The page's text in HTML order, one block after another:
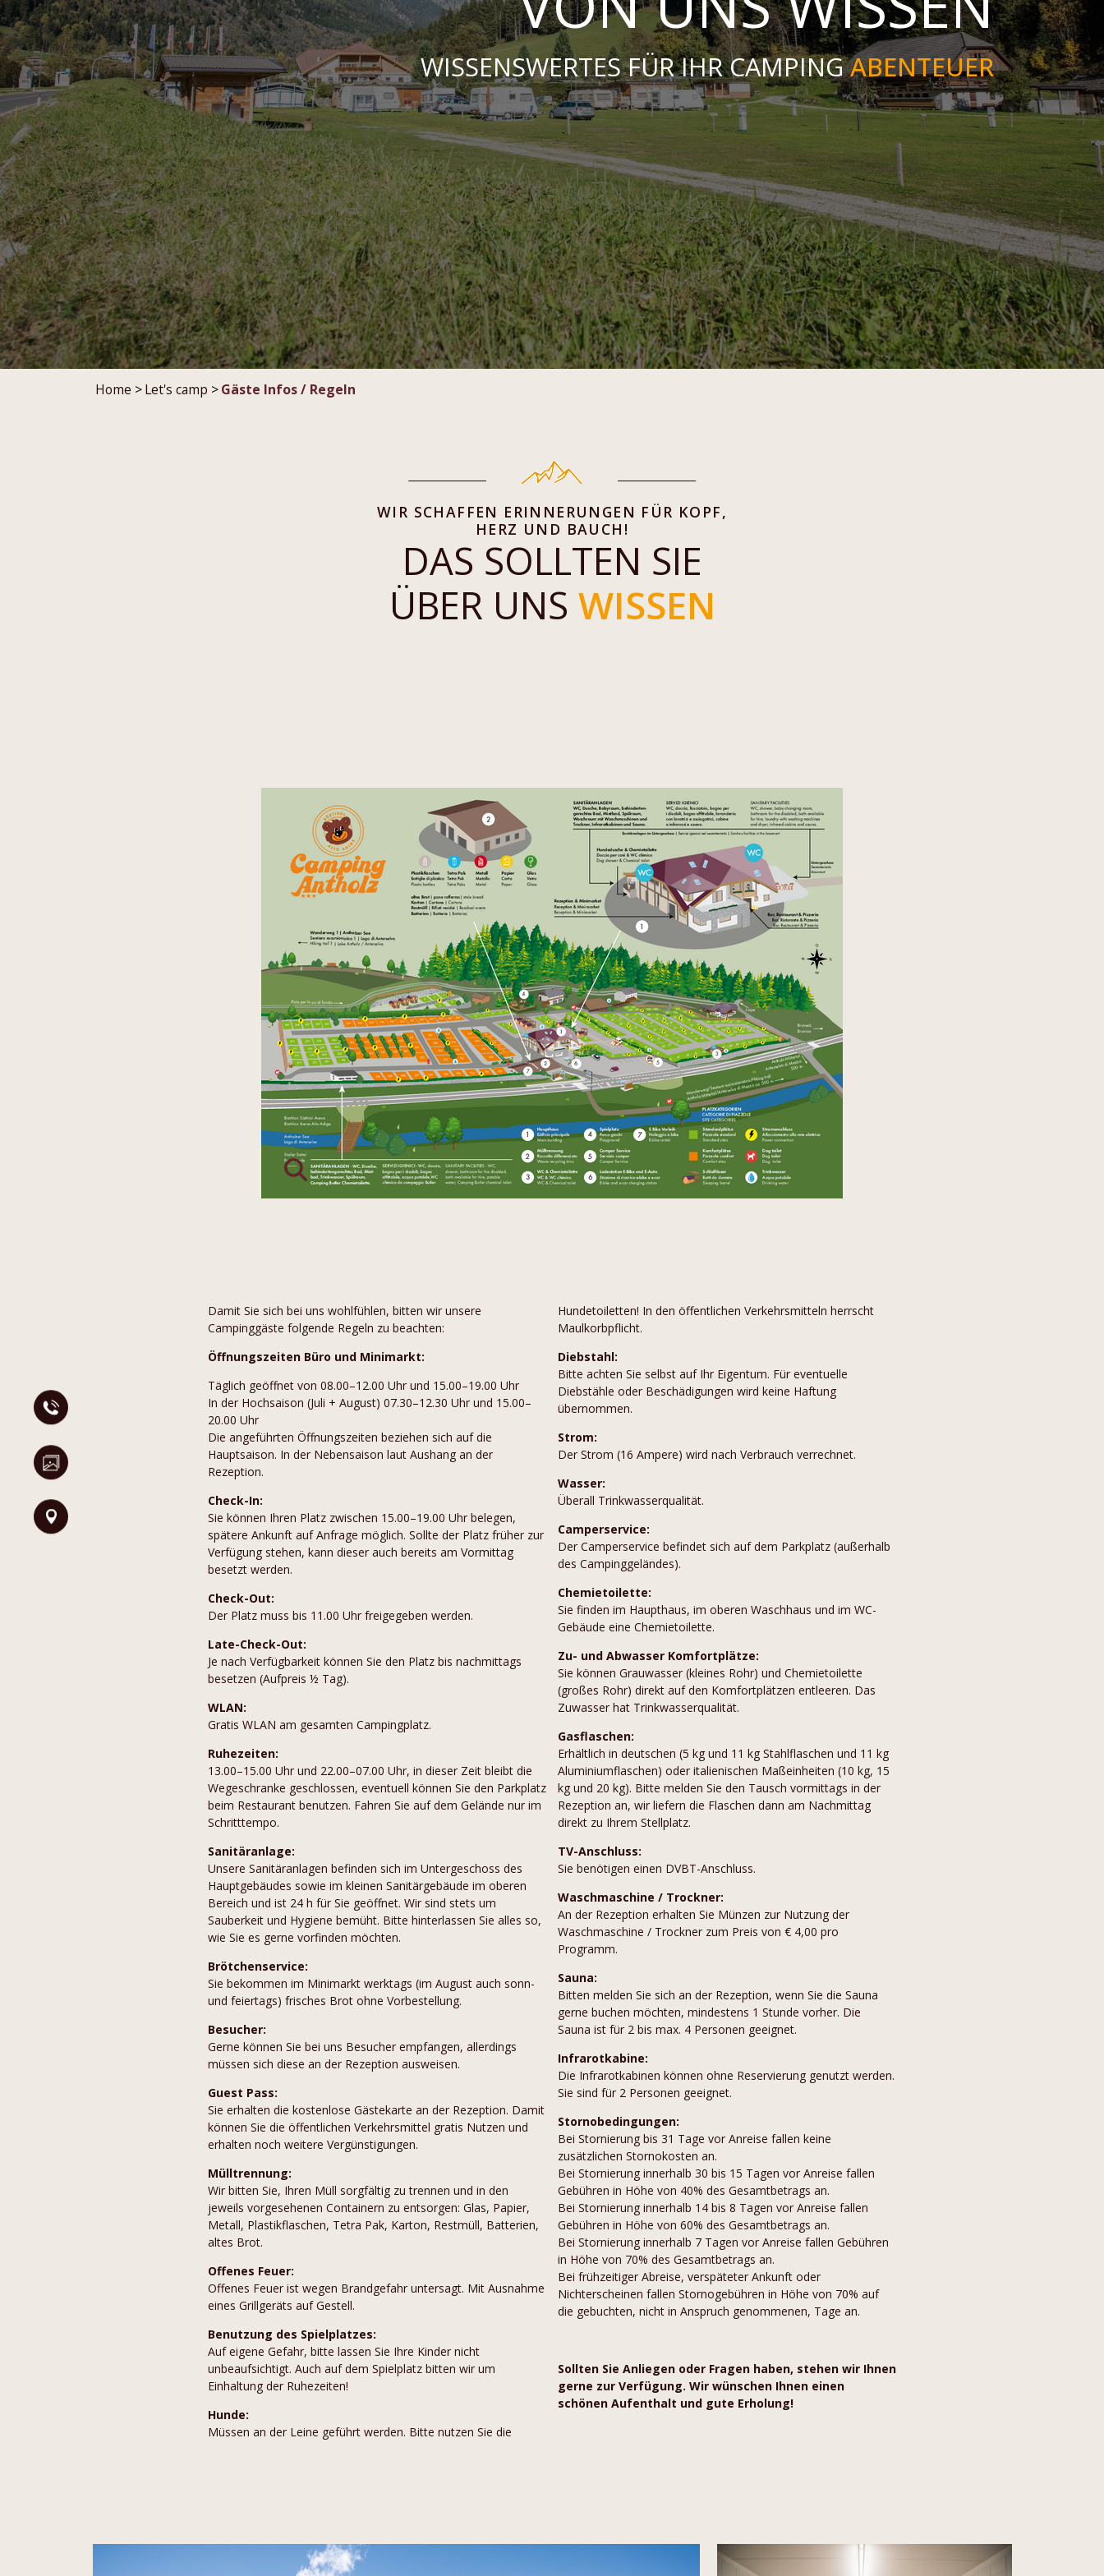
WISSENSWERTES FÜR IHR CAMPINGABENTEUER
Home > Let's camp > Gäste Infos / Regeln
WIR SCHAFFEN ERINNERUNGEN FÜR KOPF,
HERZ UND BAUCH!
DAS SOLLTEN SIE
ÜBER UNS WISSEN
Damit Sie sich bei uns wohlfühlen, bitten wir unsere
Campinggäste folgende Regeln zu beachten:
Öffnungszeiten Büro und Minimarkt:
Täglich geöffnet von 08.00–12.00 Uhr und 15.00–19.00 Uhr
In der Hochsaison (Juli + August) 07.30–12.30 Uhr und 15.00–
20.00 Uhr
Die angeführten Öffnungszeiten beziehen sich auf die
Hauptsaison. In der Nebensaison laut Aushang an der
Rezeption.
Check-In:
Sie können Ihren Platz zwischen 15.00–19.00 Uhr belegen,
spätere Ankunft auf Anfrage möglich. Sollte der Platz früher zur
Verfügung stehen, kann dieser auch bereits am Vormittag
besetzt werden.
Check-Out:
Der Platz muss bis 11.00 Uhr freigegeben werden.
Late-Check-Out:
Je nach Verfügbarkeit können Sie den Platz bis nachmittags
besetzen (Aufpreis ½ Tag).
WLAN:
Gratis WLAN am gesamten Campingplatz.
Ruhezeiten:
13.00–15.00 Uhr und 22.00–07.00 Uhr, in dieser Zeit bleibt die
Wegeschranke geschlossen, eventuell können Sie den Parkplatz
beim Restaurant benutzen. Fahren Sie auf dem Gelände nur im
Schritttempo.
Sanitäranlage:
Unsere Sanitäranlagen befinden sich im Untergeschoss des
Hauptgebäudes sowie im kleinen Sanitärgebäude im oberen
Bereich und ist 24 h für Sie geöffnet. Wir sind stets um
Sauberkeit und Hygiene bemüht. Bitte hinterlassen Sie alles so,
wie Sie es gerne vorfinden möchten.
Brötchenservice:
Sie bekommen im Minimarkt werktags (im August auch sonn-
und feiertags) frisches Brot ohne Vorbestellung.
Besucher:
Gerne können Sie bei uns Besucher empfangen, allerdings
müssen sich diese an der Rezeption ausweisen.
Guest Pass:
Sie erhalten die kostenlose Gästekarte an der Rezeption. Damit
können Sie die öffentlichen Verkehrsmittel gratis Nutzen und
erhalten noch weitere Vergünstigungen.
Mülltrennung:
Wir bitten Sie, Ihren Müll sorgfältig zu trennen und in den
jeweils vorgesehenen Containern zu entsorgen: Glas, Papier,
Metall, Plastikflaschen, Tetra Pak, Karton, Restmüll, Batterien,
altes Brot.
Offenes Feuer:
Offenes Feuer ist wegen Brandgefahr untersagt. Mit Ausnahme
eines Grillgeräts auf Gestell.
Benutzung des Spielplatzes:
Auf eigene Gefahr, bitte lassen Sie Ihre Kinder nicht
unbeaufsichtigt. Auch auf dem Spielplatz bitten wir um
Einhaltung der Ruhezeiten!
Hunde:
Müssen an der Leine geführt werden. Bitte nutzen Sie die
Hundetoiletten! In den öffentlichen Verkehrsmitteln herrscht
Maulkorbpflicht.
Diebstahl:
Bitte achten Sie selbst auf Ihr Eigentum. Für eventuelle
Diebstähle oder Beschädigungen wird keine Haftung
übernommen.
Strom:
Der Strom (16 Ampere) wird nach Verbrauch verrechnet.
Wasser:
Überall Trinkwasserqualität.
Camperservice:
Der Camperservice befindet sich auf dem Parkplatz (außerhalb
des Campinggeländes).
Chemietoilette:
Sie finden im Haupthaus, im oberen Waschhaus und im WC-
Gebäude eine Chemietoilette.
Zu- und Abwasser Komfortplätze:
Sie können Grauwasser (kleines Rohr) und Chemietoilette
(großes Rohr) direkt auf den Komfortplätzen entleeren. Das
Zuwasser hat Trinkwasserqualität.
Gasflaschen:
Erhältlich in deutschen (5 kg und 11 kg Stahlflaschen und 11 kg
Aluminiumflaschen) oder italienischen Maßeinheiten (10 kg, 15
kg und 20 kg). Bitte melden Sie den Tausch vormittags in der
Rezeption an, wir liefern die Flaschen dann am Nachmittag
direkt zu Ihrem Stellplatz.
TV-Anschluss:
Sie benötigen einen DVBT-Anschluss.
Waschmaschine / Trockner:
An der Rezeption erhalten Sie Münzen zur Nutzung der
Waschmaschine / Trockner zum Preis von € 4,00 pro
Programm.
Sauna:
Bitten melden Sie sich an der Rezeption, wenn Sie die Sauna
gerne buchen möchten, mindestens 1 Stunde vorher. Die
Sauna ist für 2 bis max. 4 Personen geeignet.
Infrarotkabine:
Die Infrarotkabinen können ohne Reservierung genutzt werden.
Sie sind für 2 Personen geeignet.
Stornobedingungen:
Bei Stornierung bis 31 Tage vor Anreise fallen keine
zusätzlichen Stornokosten an.
Bei Stornierung innerhalb 30 bis 15 Tagen vor Anreise fallen
Gebühren in Höhe von 40% des Gesamtbetrags an.
Bei Stornierung innerhalb 14 bis 8 Tagen vor Anreise fallen
Gebühren in Höhe von 60% des Gesamtbetrags an.
Bei Stornierung innerhalb 7 Tagen vor Anreise fallen Gebühren
in Höhe von 70% des Gesamtbetrags an.
Bei frühzeitiger Abreise, verspäteter Ankunft oder
Nichterscheinen fallen Stornogebühren in Höhe von 70% auf
die gebuchten, nicht in Anspruch genommenen, Tage an.
Sollten Sie Anliegen oder Fragen haben, stehen wir Ihnen
gerne zur Verfügung. Wir wünschen Ihnen einen
schönen Aufenthalt und gute Erholung!